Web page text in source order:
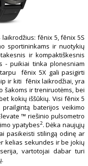
fēnix 5, fēnix 5S
sportininkams ir nuotykių
ir kompaktiškesnis
- puikiai tinka plonesniam
fēnix 5X gali pasigirti
ir kiti fēnix ​​laikrodžiai, yra
šakoms ir treniruotėms, bei
kokių iššūkių. Visi fēnix 5
baterijos veikimo
™ riešinio pulsometro
ypatybes2. Dėka naujųjų
pasikeisti stilingą odinę ar
kelias sekundes ir be jokių
vartotojai dabar turi